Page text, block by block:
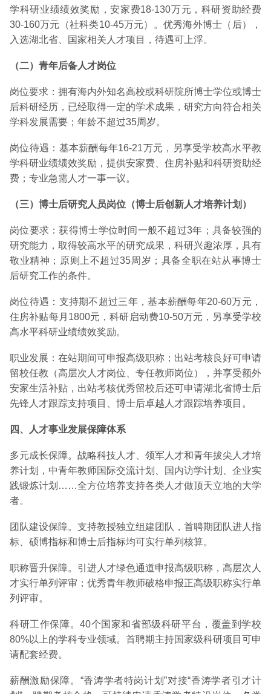
学科研业绩绩效奖励，安家费18-130万元，科研资助经费
30-160万元（社科类10-45万元）。优秀海外博士（后），
入选湖北省、国家相关人才项目，待遇可上浮。
（二）青年后备人才岗位
岗位要求：拥有海内外知名高校或科研院所博士学位或博士
后科研经历，已经取得一定的学术成果，研究方向符合相关
学科发展需要；年龄不超过35周岁。
岗位待遇：基本薪酬每年16-21万元，另享受学校高水平教
学科研业绩绩效奖励，提供安家费、住房补贴和科研资助经
费；专业急需人才一事一议。
（三）博士后研究人员岗位（博士后创新人才培养计划）
岗位要求：获得博士学位时间一般不超过3年；具备较强的
研究能力，取得较高水平的研究成果，科研兴趣浓厚，具有
敬业精神；原则上不超过35周岁；具备全职在站从事博士
后研究工作的条件。
岗位待遇：支持期不超过三年，基本薪酬每年20-60万元，
住房补贴每月1800元，科研启动费10-50万元，另享受学校
高水平科研业绩绩效奖励。
职业发展：在站期间可申报高级职称；出站考核良好可申请
留校任教（高层次人才岗位、专任教师岗位），并享受额外
安家生活补贴，出站考核优秀留校后还可申请湖北省博士后
先锋人才跟踪支持项目、博士后卓越人才跟踪培养项目。
四、人才事业发展保障体系
多元成长保障。战略科技人才、领军人才和青年拔尖人才培
养计划，中青年教师国际交流计划、国内访学计划、企业实
践锻炼计划……全方位培养支持各类人才做顶天立地的大学
者。
团队建设保障。支持教授独立组建团队，首聘期团队进人指
标、硕博指标和博士后指标均可实行单列核算。
职称晋升保障。引进人才绿色通道申报高级职称，高层次人
才实行单列评审；优秀青年教师破格申报正高级职称实行单
列评审。
科研工作保障。40个国家和省部级科研平台，覆盖到学校
80%以上的学科专业领域。首聘期主持国家级科研项目可申
请配套经费。
薪酬激励保障。“香涛学者特岗计划”对接“香涛学者引才计